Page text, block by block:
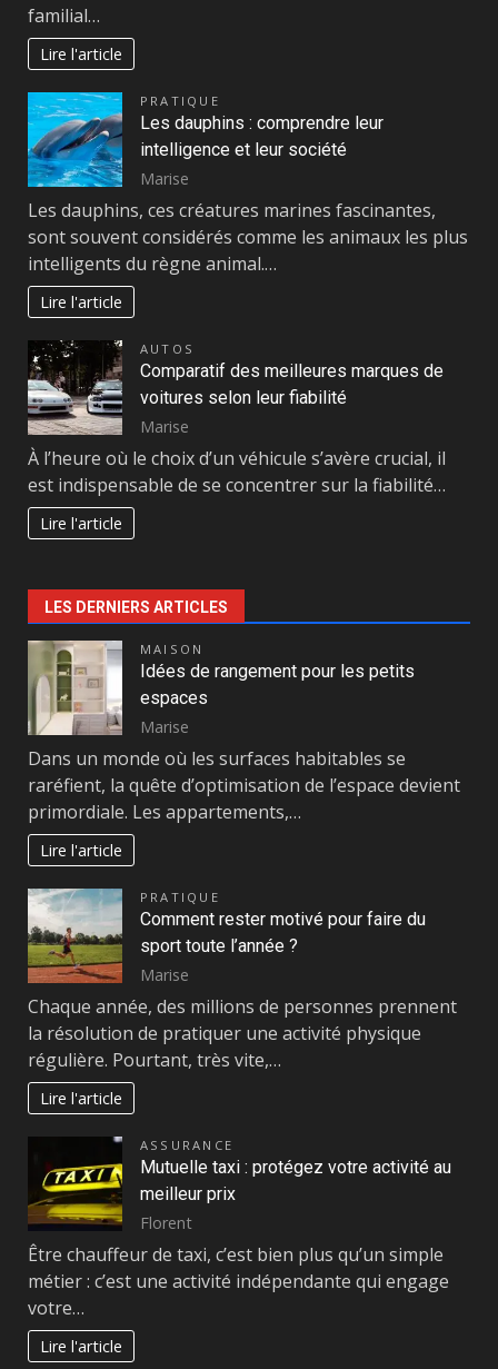
familial…
Lire l'article
PRATIQUE
Les dauphins : comprendre leur
intelligence et leur société
Marise
Les dauphins, ces créatures marines fascinantes,
sont souvent considérés comme les animaux les plus
intelligents du règne animal.…
Lire l'article
AUTOS
Comparatif des meilleures marques de
voitures selon leur fiabilité
Marise
À l’heure où le choix d’un véhicule s’avère crucial, il
est indispensable de se concentrer sur la fiabilité…
Lire l'article
LES DERNIERS ARTICLES
MAISON
Idées de rangement pour les petits
espaces
Marise
Dans un monde où les surfaces habitables se
raréfient, la quête d’optimisation de l’espace devient
primordiale. Les appartements,…
Lire l'article
PRATIQUE
Comment rester motivé pour faire du
sport toute l’année ?
Marise
Chaque année, des millions de personnes prennent
la résolution de pratiquer une activité physique
régulière. Pourtant, très vite,…
Lire l'article
ASSURANCE
Mutuelle taxi : protégez votre activité au
meilleur prix
Florent
Être chauffeur de taxi, c’est bien plus qu’un simple
métier : c’est une activité indépendante qui engage
votre…
Lire l'article